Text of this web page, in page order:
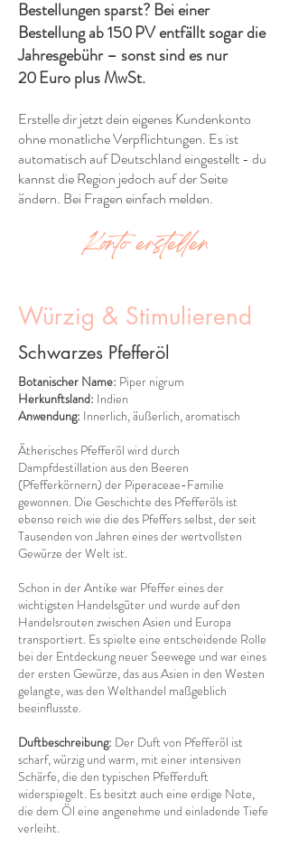
Bestellungen sparst? Bei einer
Bestellung ab 150 PV entfällt sogar die
Jahresgebühr – sonst sind es nur
20 Euro plus MwSt.
Erstelle dir jetzt dein eigenes Kundenkonto
ohne monatliche Verpflichtungen. Es ist
automatisch auf Deutschland eingestellt - du
kannst die Region jedoch auf der Seite
ändern. Bei Fragen einfach melden.
Konto erstellen
Würzig & Stimulierend
Schwarzes Pfefferöl
Botanischer Name: Piper nigrum
Herkunftsland: Indien
Anwendung: Innerlich, äußerlich, aromatisch
Ätherisches Pfefferöl wird durch
Dampfdestillation aus den Beeren
(Pfefferkörnern) der Piperaceae-Familie
gewonnen. Die Geschichte des Pfefferöls ist
ebenso reich wie die des Pfeffers selbst, der seit
Tausenden von Jahren eines der wertvollsten
Gewürze der Welt ist.
Schon in der Antike war Pfeffer eines der
wichtigsten Handelsgüter und wurde auf den
Handelsrouten zwischen Asien und Europa
transportiert. Es spielte eine entscheidende Rolle
bei der Entdeckung neuer Seewege und war eines
der ersten Gewürze, das aus Asien in den Westen
gelangte, was den Welthandel maßgeblich
beeinflusste.
Duftbeschreibung: Der Duft von Pfefferöl ist
scharf, würzig und warm, mit einer intensiven
Schärfe, die den typischen Pfefferduft
widerspiegelt. Es besitzt auch eine erdige Note,
die dem Öl eine angenehme und einladende Tiefe
verleiht.